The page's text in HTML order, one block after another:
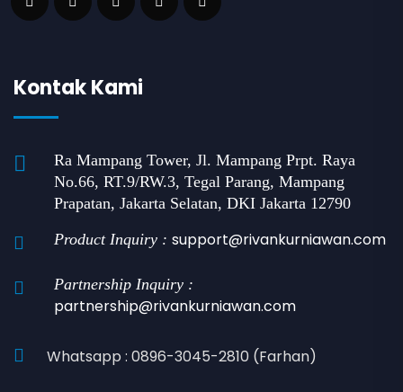
Kontak Kami
Ra Mampang Tower, Jl. Mampang Prpt. Raya
No.66, RT.9/RW.3, Tegal Parang, Mampang
Prapatan, Jakarta Selatan, DKI Jakarta 12790
Product Inquiry : support@rivankurniawan.com
Partnership Inquiry :
partnership@rivankurniawan.com
Whatsapp : 0896-3045-2810 (Farhan)